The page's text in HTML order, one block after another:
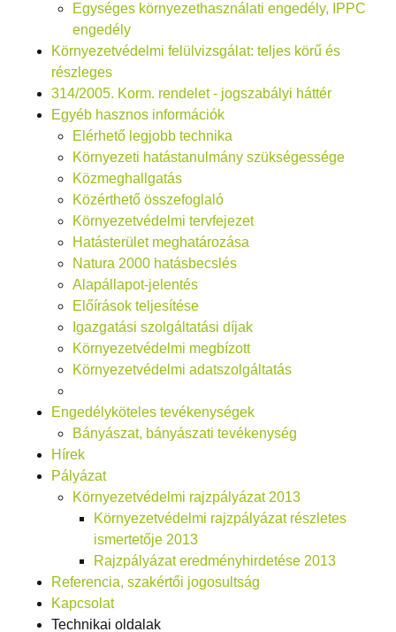
Egységes környezethasználati engedély, IPPC
engedély
Környezetvédelmi felülvizsgálat: teljes körű és
részleges
314/2005. Korm. rendelet - jogszabályi háttér
Egyéb hasznos információk
Elérhető legjobb technika
Környezeti hatástanulmány szükségessége
Közmeghallgatás
Közérthető összefoglaló
Környezetvédelmi tervfejezet
Hatásterület meghatározása
Natura 2000 hatásbecslés
Alapállapot-jelentés
Előírások teljesítése
Igazgatási szolgáltatási díjak
Környezetvédelmi megbízott
Környezetvédelmi adatszolgáltatás
Engedélyköteles tevékenységek
Bányászat, bányászati tevékenység
Hírek
Pályázat
Környezetvédelmi rajzpályázat 2013
Környezetvédelmi rajzpályázat részletes
ismertetője 2013
Rajzpályázat eredményhirdetése 2013
Referencia, szakértői jogosultság
Kapcsolat
Technikai oldalak